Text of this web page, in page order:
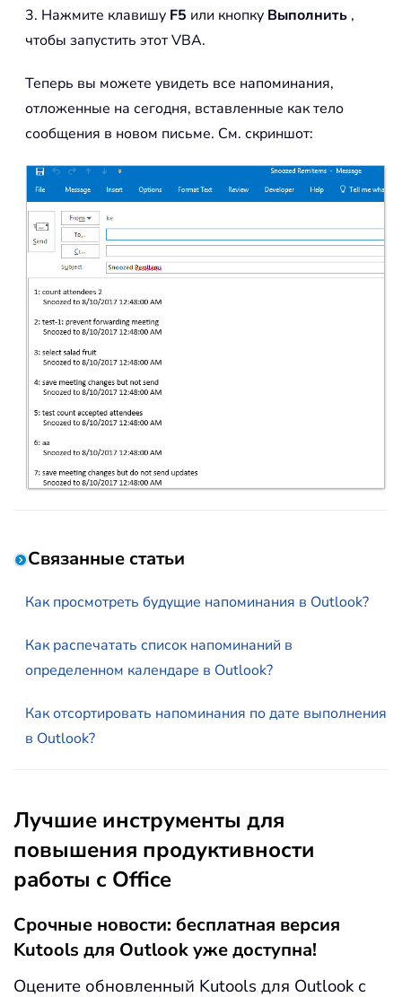
3. Нажмите клавишу F5 или кнопку Выполнить ,
чтобы запустить этот VBA.
Теперь вы можете увидеть все напоминания,
отложенные на сегодня, вставленные как тело
сообщения в новом письме. См. скриншот:
Связанные статьи
Как просмотреть будущие напоминания в Outlook?
Как распечатать список напоминаний в
определенном календаре в Outlook?
Как отсортировать напоминания по дате выполнения
в Outlook?
Лучшие инструменты для
повышения продуктивности
работы с Office
Срочные новости: бесплатная версия
Kutools для Outlook уже доступна!
Оцените обновленный Kutools для Outlook с